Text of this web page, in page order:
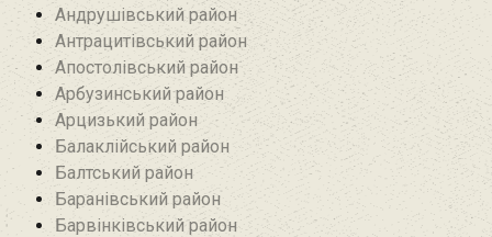
Андрушівський район‎
Антрацитівський район‎
Апостолівський район
Арбузинський район‎
Арцизький район‎
Балаклійський район
Балтський район‎
Баранівський район‎
Барвінківський район